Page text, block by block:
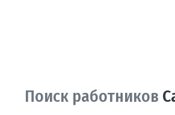
Поиск работников